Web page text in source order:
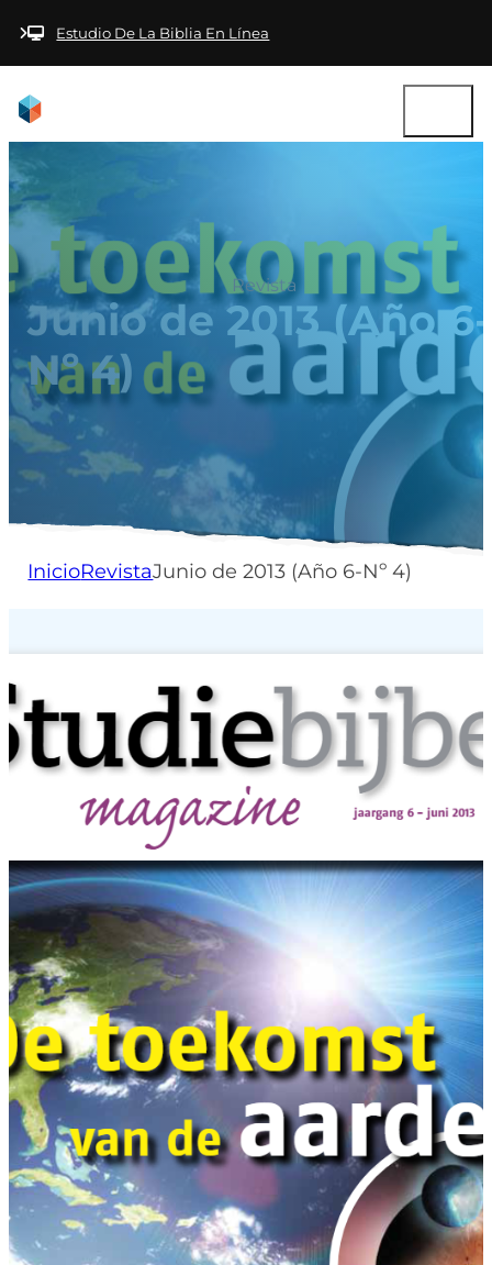
páginaEstudio De La Biblia En Línea
Revista
Junio de 2013 (Año 6-
Nº 4)
InicioRevistaJunio de 2013 (Año 6-Nº 4)